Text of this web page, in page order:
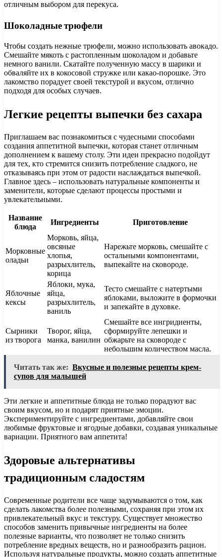
отличным выбором для перекуса.
Шоколадные трюфели
Чтобы создать нежные трюфели, можно использовать авокадо.
Смешайте мякоть с растопленным шоколадом и добавьте
немного ванили. Скатайте полученную массу в шарики и
обваляйте их в кокосовой стружке или какао-порошке. Это
лакомство порадует своей текстурой и вкусом, отлично
подходя для особых случаев.
Легкие рецепты выпечки без сахара
Приглашаем вас познакомиться с чудесными способами
создания аппетитной выпечки, которая станет отличным
дополнением к вашему столу. Эти идеи прекрасно подойдут
для тех, кто стремится снизить потребление сладкого, не
отказываясь при этом от радости наслаждаться выпечкой.
Главное здесь – использовать натуральные компоненты и
заменители, которые сделают процессы простыми и
увлекательными.
Название
блюда
Ингредиенты Приготовление
Морковные
оладьи
Морковь, яйца,
овсяные
хлопья,
разрыхлитель,
корица
Нарежьте морковь, смешайте с
остальными компонентами,
выпекайте на сковороде.
Яблочные
кексы
Яблоки, мука,
яйца,
разрыхлитель,
ваниль
Тесто смешайте с натертыми
яблоками, выложите в формочки
и запекайте в духовке.
Сырники
из творога
Творог, яйца,
манка, ванилин
Смешайте все ингридиенты,
сформируйте лепешки и
обжарьте на сковороде с
небольшим количеством масла.
Читать так же: Вкусные и полезные рецепты крем-
супов для малышей
Эти легкие и аппетитные блюда не только порадуют вас
своим вкусом, но и подарят приятные эмоции.
Экспериментируйте с ингредиентами, добавляйте свои
любимые фруктовые и ягодные добавки, создавая уникальные
вариации. Приятного вам аппетита!
Здоровые альтернативы
традиционным сладостям
Современные родители все чаще задумываются о том, как
сделать лакомства более полезными, сохраняя при этом их
привлекательный вкус и текстуру. Существует множество
способов заменить привычные ингредиенты на более
полезные варианты, что позволяет не только снизить
потребление вредных веществ, но и разнообразить рацион.
Используя натуральные продукты, можно создать аппетитные